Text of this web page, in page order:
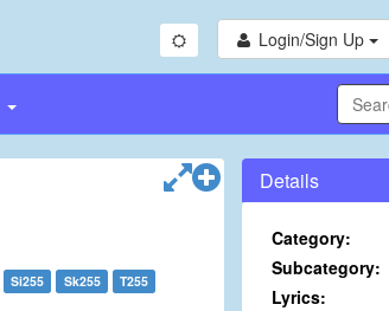
Login/Sign Up
Si255 Sk255 T255
Details
Category:
Subcategory:
Lyrics: